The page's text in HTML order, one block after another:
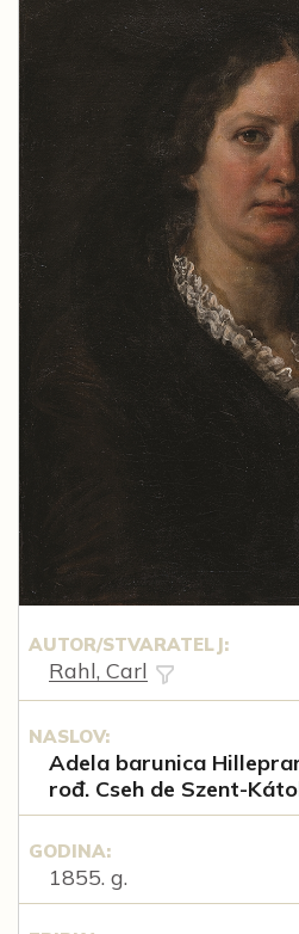
AUTOR/STVARATELJ:
Rahl, Carl
NASLOV:
Adela barunica
rođ. Cseh de Szent-
GODINA:
1855. g.